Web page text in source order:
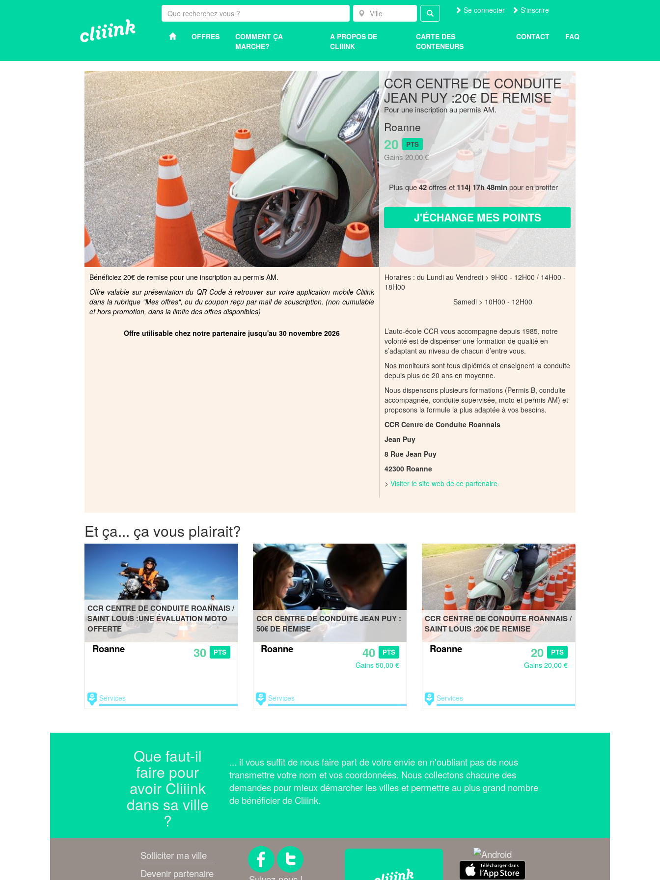
Se connecter S'inscrire
OFFRES
COMMENT ÇA
MARCHE?
A PROPOS DE
CLIIINK
CARTE DES
CONTENEURS
CONTACT FAQ
CCR CENTRE DE CONDUITE
JEAN PUY :20€ DE REMISE
Pour une inscription au permis AM.
Roanne
20 PTS
Gains 20,00 €
Plus que42offres et 114j 17h 48minpour en profiter
J'ÉCHANGE MES POINTS
Bénéficiez 20€ de remise pour une inscription au permis AM.
Offre valable sur présentation du QR Code à retrouver sur votre application mobile Cliiink
dans la rubrique "Mes offres", ou du coupon reçu par mail de souscription. (non cumulable
et hors promotion, dans la limite des offres disponibles)
Offre utilisable chez notre partenaire jusqu'au 30 novembre 2026
Horaires : du Lundi au Vendredi > 9H00 - 12H00 / 14H00 -
18H00
Samedi > 10H00 - 12H00
L’auto-école CCR vous accompagne depuis 1985, notre
volonté est de dispenser une formation de qualité en
s’adaptant au niveau de chacun d’entre vous.
Nos moniteurs sont tous diplômés et enseignent la conduite
depuis plus de 20 ans en moyenne.
Nous dispensons plusieurs formations (Permis B, conduite
accompagnée, conduite supervisée, moto et permis AM) et
proposons la formule la plus adaptée à vos besoins.
CCR Centre de Conduite Roannais
Jean Puy
8 Rue Jean Puy
42300 Roanne
> Visiter le site web de ce partenaire
Et ça... ça vous plairait?
CCR CENTRE DE CONDUITE ROANNAIS /
SAINT LOUIS :UNE ÉVALUATION MOTO
OFFERTE
Roanne 30 PTS
Services
CCR CENTRE DE CONDUITE JEAN PUY :
50€ DE REMISE
Roanne 40 PTS
Gains 50,00 €
Services
CCR CENTRE DE CONDUITE ROANNAIS /
SAINT LOUIS :20€ DE REMISE
Roanne 20 PTS
Gains 20,00 €
Services
Que faut-il
faire pour
avoir Cliiink
dans sa ville
?
... il vous suffit de nous faire part de votre envie en n'oubliant pas de nous
transmettre votre nom et vos coordonnées. Nous collectons chacune des
demandes pour mieux démarcher les villes et permettre au plus grand nombre
de bénéficier de Cliiink.
Solliciter ma ville
Devenir partenaire